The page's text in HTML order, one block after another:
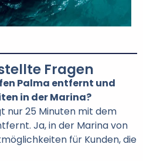
Fragen
Palma entfernt und
in der Marina?
nur 25 Minuten mit dem
Ja, in der Marina von
für Kunden, die